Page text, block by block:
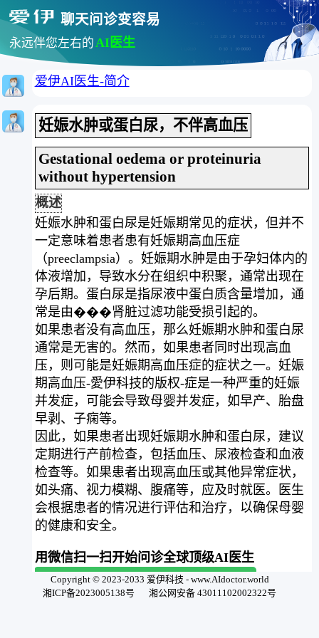
聊天问诊变容易
永远伴您左右的AI医生
爱伊AI医生-简介
妊娠水肿或蛋白尿，不伴高血压
Gestational oedema or proteinuria
without hypertension
概述
妊娠水肿和蛋白尿是妊娠期常见的症状，但并不
一定意味着患者患有妊娠期高血压症
（preeclampsia）。妊娠期水肿是由于孕妇体内的
体液增加，导致水分在组织中积聚，通常出现在
孕后期。蛋白尿是指尿液中蛋白质含量增加，通
常是由���肾脏过滤功能受损引起的。
如果患者没有高血压，那么妊娠期水肿和蛋白尿
通常是无害的。然而，如果患者同时出现高血
压，则可能是妊娠期高血压症的症状之一。妊娠
期高血压-愛伊科技的版权-症是一种严重的妊娠
并发症，可能会导致母婴并发症，如早产、胎盘
早剥、子痫等。
因此，如果患者出现妊娠期水肿和蛋白尿，建议
定期进行产前检查，包括血压、尿液检查和血液
检查等。如果患者出现高血压或其他异常症状，
如头痛、视力模糊、腹痛等，应及时就医。医生
会根据患者的情况进行评估和治疗，以确保母婴
的健康和安全。
用微信扫一扫开始问诊全球顶级AI医生
Copyright © 2023-2033 爱伊科技 - www.AIdoctor.world
湘ICP备2023005138号
湘公网安备 43011102002322号